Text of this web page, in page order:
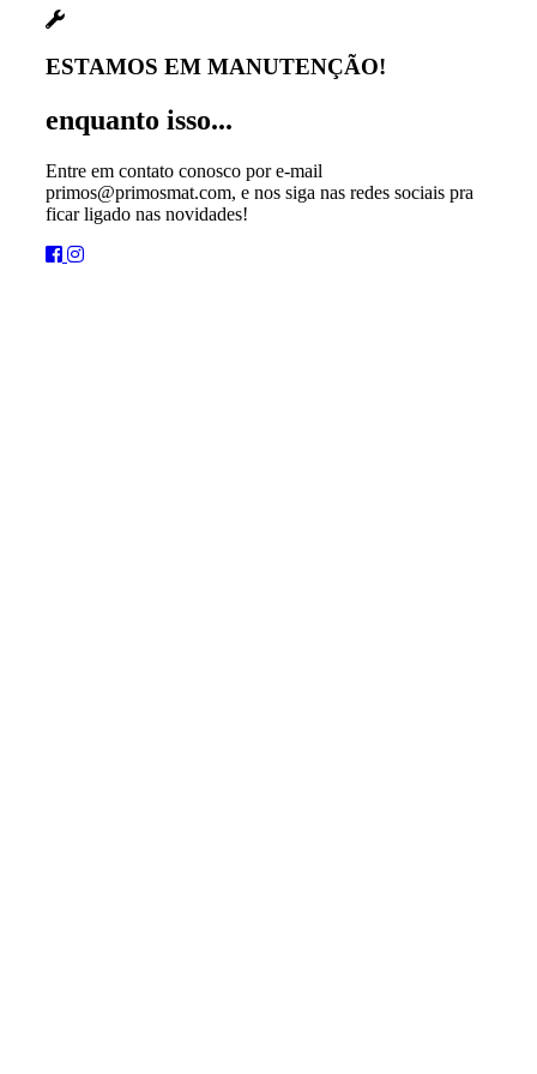
ESTAMOS EM MANUTENÇÃO!
enquanto isso...
Entre em contato conosco por e-mail
primos@primosmat.com, e nos siga nas redes sociais pra
ficar ligado nas novidades!